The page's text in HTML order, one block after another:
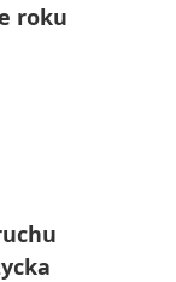
roku